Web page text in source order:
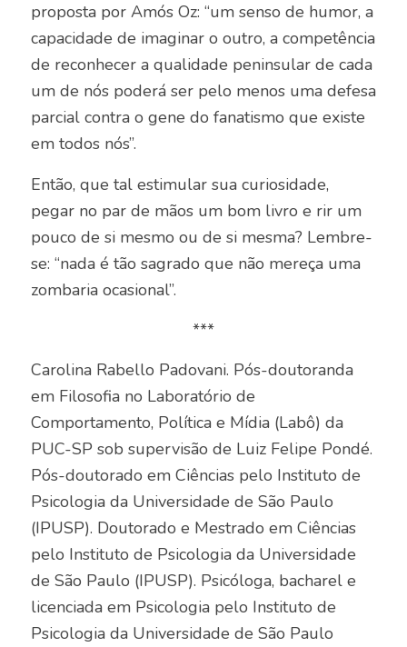
proposta por Amós Oz: “um senso de humor, a
capacidade de imaginar o outro, a competência
de reconhecer a qualidade peninsular de cada
um de nós poderá ser pelo menos uma defesa
parcial contra o gene do fanatismo que existe
em todos nós”.
Então, que tal estimular sua curiosidade,
pegar no par de mãos um bom livro e rir um
pouco de si mesmo ou de si mesma? Lembre-
se: “nada é tão sagrado que não mereça uma
zombaria ocasional”.
***
Carolina Rabello Padovani. Pós-doutoranda
em Filosofia no Laboratório de
Comportamento, Política e Mídia (Labô) da
PUC-SP sob supervisão de Luiz Felipe Pondé.
Pós-doutorado em Ciências pelo Instituto de
Psicologia da Universidade de São Paulo
(IPUSP). Doutorado e Mestrado em Ciências
pelo Instituto de Psicologia da Universidade
de São Paulo (IPUSP). Psicóloga, bacharel e
licenciada em Psicologia pelo Instituto de
Psicologia da Universidade de São Paulo